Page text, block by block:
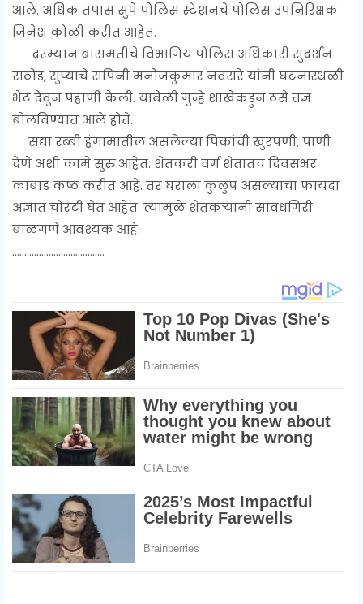
आले. अधिक तपास सुपे पोलिस स्टेशनचे पोलिस उपनिरिक्षक
जिनेश कोळी करीत आहेत.
दरम्यान बारामतीचे विभागिय पोलिस अधिकारी सुदर्शन
राठोड, सुप्याचे सपिनी मनोजकुमार नवसरे यांनी घटनास्थळी
भेट देवुन पहाणी केली. यावेळी गुन्हे शाखेकडुन ठसे तज्ञ
बोलविण्यात आले होते.
सद्या रब्बी हंगामातील असलेल्या पिकांची खुरपणी, पाणी
देणे अशी कामे सुरु आहेत. शेतकरी वर्ग शेतातच दिवसभर
काबाड कष्ठ करीत आहे. तर घराला कुलुप असल्याचा फायदा
अज्ञात चोरटी घेत आहेत. त्यामुळे शेतकऱ्यांनी सावधगिरी
बाळगणे आवश्यक आहे.
......................................